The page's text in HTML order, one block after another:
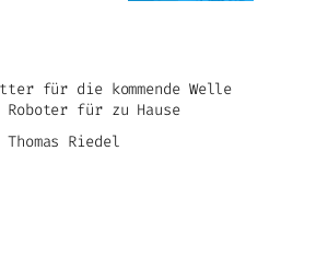
für die kommende Welle
Roboter für zu Hause
Thomas Riedel